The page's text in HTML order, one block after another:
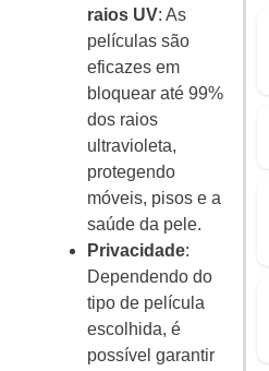
raios UV: As
películas são
eficazes em
bloquear até 99%
dos raios
ultravioleta,
protegendo
móveis, pisos e a
saúde da pele.
Privacidade:
Dependendo do
tipo de película
escolhida, é
possível garantir